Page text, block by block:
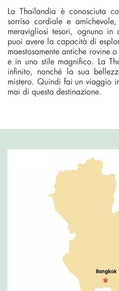
La Thailandia è conosciuta
sorriso cordiale e
meravigliosi tesori, ognuno in
puoi avere la capacità di
maestosamente antiche rovine
e in uno stile magnifico. La
infinito, nonché la sua
mistero. Quindi fai un viaggio
mai di questa destinazione.